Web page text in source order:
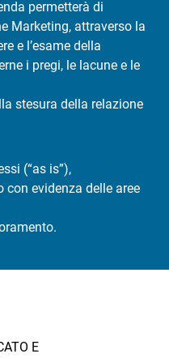
permetterà di
Marketing, attraverso la
e l’esame della
i pregi, le lacune e le
stesura della relazione
(“as is”),
evidenza delle aree
E